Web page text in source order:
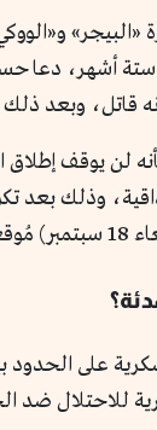
«البيجر»
ستة أشهر، دعا
قاتل، وبعد
لن يوقف
وذلك بعد
للحزب.
على الحدود
للاحتلال ضد